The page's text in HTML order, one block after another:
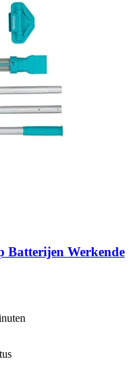
Batterijen Werkende